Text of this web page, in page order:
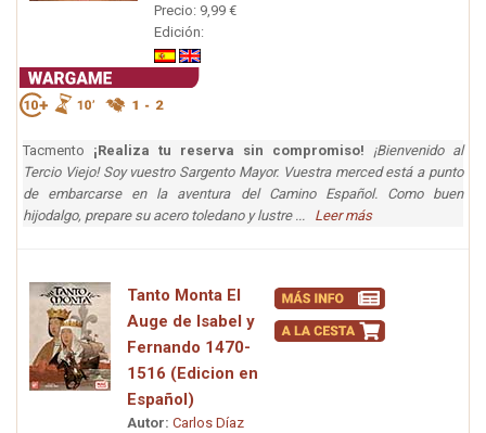
Precio: 9,99 €
Edición:
Tacmento ¡Realiza tu reserva sin compromiso!
¡Bienvenido al
Tercio Viejo! Soy vuestro Sargento Mayor. Vuestra merced está a punto
de embarcarse en la aventura del Camino Español. Como buen
hijodalgo, prepare su acero toledano y lustre ... Leer más
Tanto Monta El
Auge de Isabel y
Fernando 1470-
1516 (Edicion en
Español)
Autor: Carlos Díaz